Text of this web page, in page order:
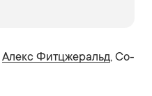
Алекс Фитцжеральд, Со-